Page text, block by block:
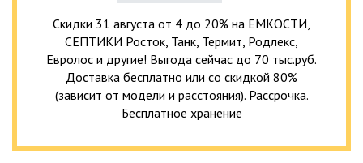
Скидки 31 августа от 4 до 20% на ЕМКОСТИ,
СЕПТИКИ Росток, Танк, Термит, Родлекс,
Евролос и другие! Выгода сейчас до 70 тыс.руб.
Доставка бесплатно или со скидкой 80%
(зависит от модели и расстояния). Рассрочка.
Бесплатное хранение